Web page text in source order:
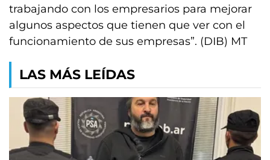
trabajando con los empresarios para mejorar
algunos aspectos que tienen que ver con el
funcionamiento de sus empresas”. (DIB) MT
LAS MÁS LEÍDAS